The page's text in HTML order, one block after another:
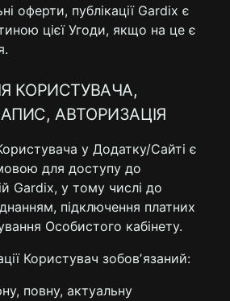
оферти, публікації Gardix є
цієї Угоди, якщо на це є
КОРИСТУВАЧА,
АВТОРИЗАЦІЯ
у Додатку/Cайті є
для доступу до
Gardix, у тому числі до
підключення платних
Особистого кабінету.
Користувач зобовʼязаний:
повну, актуальну